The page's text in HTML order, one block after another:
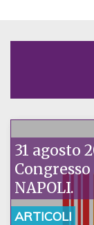
31 agosto
Congresso
NAPOLI.
ARTICOLI